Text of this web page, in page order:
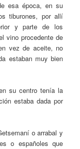
esa época, en su
tiburones, por allí
y parte de los
vino procedente de
vez de aceite, no
estaban muy bien
su centro tenía la
estaba dada por
o arrabal y
o españoles que